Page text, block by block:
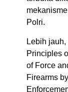
Polri.
Lebih
Principles
of Force
Firearms